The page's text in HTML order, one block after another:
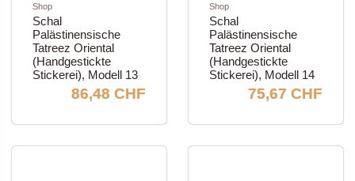
Shop
Schal
Palästinensische
Tatreez Oriental
(Handgestickte
Stickerei), Modell 13
86,48 CHF
Shop
Schal
Palästinensische
Tatreez Oriental
(Handgestickte
Stickerei), Modell 14
75,67 CHF